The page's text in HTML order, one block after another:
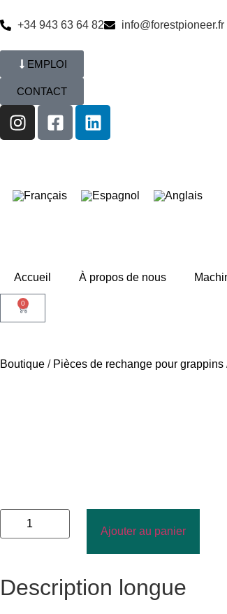
+34 943 63 64 82 info@forestpioneer.fr
EMPLOI
CONTACT
Accueil À propos de nous
0
Boutique / Pièces de rechange pour grappins
Ajouter au panier
Description longue